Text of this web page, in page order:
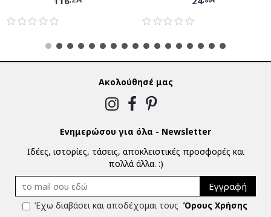
Ακολούθησέ μας
Ενημερώσου για όλα - Newsletter
Ιδέες, ιστορίες, τάσεις, αποκλειστικές προσφορές και
πολλά άλλα. :)
Εγγραφή
Έχω διαβάσει και αποδέχομαι τους Όρους Χρήσης